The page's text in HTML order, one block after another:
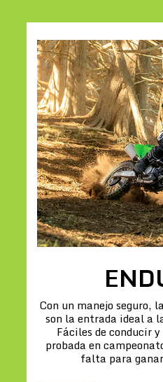
Con un manejo seguro,
son la entrada ideal a
Fáciles de conducir
probada en
falta para